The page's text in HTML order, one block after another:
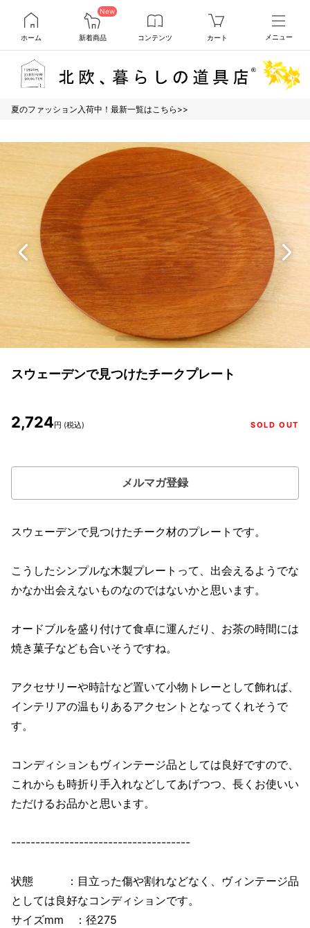
ホーム
New
新着商品 コンテンツ カート メニュー
夏のファッション入荷中！最新一覧はこちら>>
スウェーデンで見つけたチークプレート
2,724円 (税込) SOLD OUT
メルマガ登録
スウェーデンで見つけたチーク材のプレートです。
こうしたシンプルな木製プレートって、出会えるようでな
かなか出会えないものなのではないかと思います。
オードブルを盛り付けて食卓に運んだり、お茶の時間には
焼き菓子なども合いそうですね。
アクセサリーや時計など置いて小物トレーとして飾れば、
インテリアの温もりあるアクセントとなってくれそうで
す。
コンディションもヴィンテージ品としては良好ですので、
これからも時折り手入れなどしてあげつつ、長くお使いい
ただけるお品かと思います。
-------------------------------------
状態 ：目立った傷や割れなどなく、ヴィンテージ品
としては良好なコンディションです。
サイズmm ：径275